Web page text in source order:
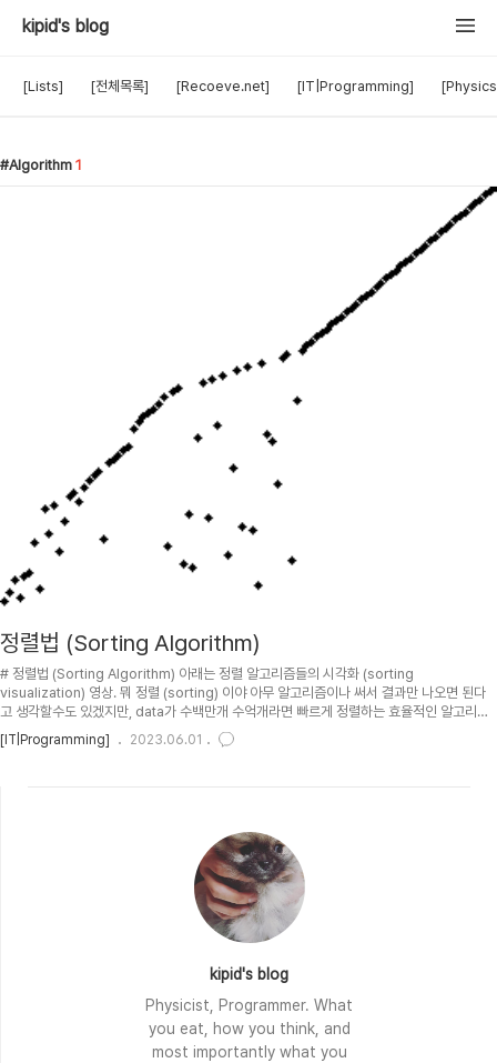
kipid's blog
[Lists] [전체목록] [Recoeve.net] [IT|Programming]
Algorithm 1
정렬법 (Sorting Algorithm)
# 정렬법 (Sorting Algorithm) 아래는 정렬 알고리즘들의 시각화 (sorting
visualization) 영상. 뭐 정렬 (sorting) 이야 아무 알고리즘이나 써서 결과만 나오면 된다
고 생각할수도 있겠지만, data가 수백만개 수억개라면 빠르게 정렬하는 효율적인 알고리즘
을 쓰는것이 무척 중요해진다. 대부분 효율적인 알고리즘은 O(n \log n) 시간내에 정렬을 끝
내주는데, 상황에 따라 (ex: 이미 충분히 정렬이 된 data를 정렬할때) 이것보다 빨리 정렬이
[IT|Programming] 2023.06.01
kipid's blog
Physicist, Programmer. What
you eat, how you think, and
most importantly what you